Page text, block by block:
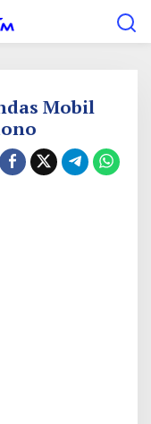
Mobil